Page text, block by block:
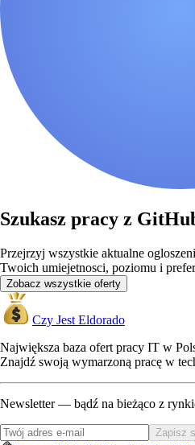
Szukasz pracy z
Przejrzyj wszystkie aktualne
Twoich umiejetnosci, poziomu i
Zobacz wszystkie oferty
Czy Jest Eldorado
Największa baza ofert pracy IT w
Znajdź swoją wymarzoną pracę w
Newsletter — bądź na bieżąco z
Zapisz